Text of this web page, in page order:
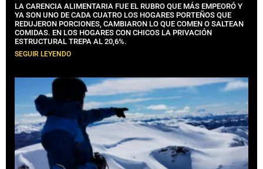
LA CARENCIA ALIMENTARIA FUE EL RUBRO QUE MÁS EMPEORÓ Y
YA SON UNO DE CADA CUATRO LOS HOGARES PORTEÑOS QUE
REDUJERON PORCIONES, CAMBIARON LO QUE COMEN O SALTEAN
COMIDAS. EN LOS HOGARES CON CHICOS LA PRIVACIÓN
ESTRUCTURAL TREPA AL 20,6%.
SEGUIR LEYENDO